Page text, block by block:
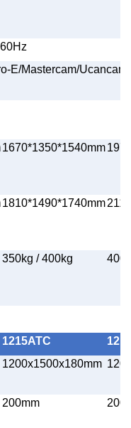
E/Mastercam/Ucancam
1670*1350*1540mm
1810*1490*1740mm
350kg / 400kg
1215ATC
1200x1500x180mm 12
200mm